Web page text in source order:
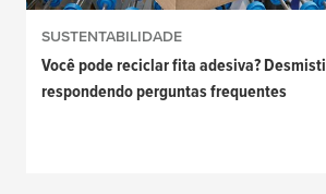
SUSTENTABILIDADE
Você pode reciclar fita adesiva?
respondendo perguntas frequentes